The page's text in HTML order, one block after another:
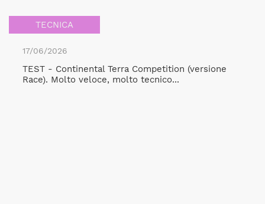
TECNICA
17/06/2026
TEST - Continental Terra Competition (versione
Race). Molto veloce, molto tecnico...